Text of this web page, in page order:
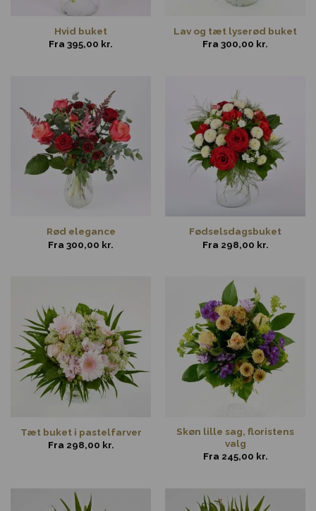
Hvid buket
Fra 395,00 kr.
Lav og tæt lyserød buket
Fra 300,00 kr.
Rød elegance
Fra 300,00 kr.
Fødselsdagsbuket
Fra 298,00 kr.
Tæt buket i pastelfarver
Fra 298,00 kr.
Skøn lille sag, floristens
valg
Fra 245,00 kr.